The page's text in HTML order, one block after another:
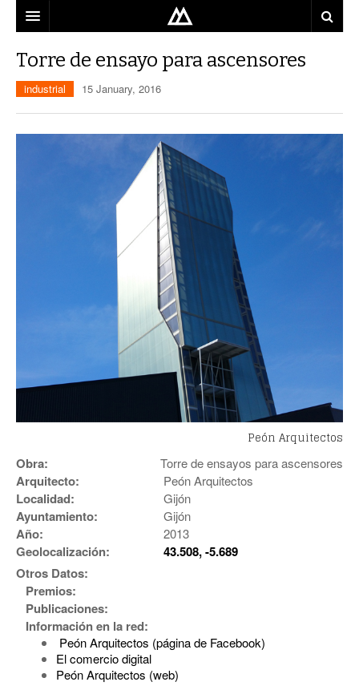
LOCALIZACIÓN
MAPA
Torre de ensayo para ascensores
industrial 15 January, 2016
Peón Arquitectos
Obra: Torre de ensayos para ascensores
Arquitecto: Peón Arquitectos
Localidad: Gijón
Ayuntamiento: Gijón
Año: 2013
Geolocalización:
43.508, -5.689
Otros Datos:
Premios:
Publicaciones:
Información en la red:
Peón Arquitectos (página de Facebook)
El comercio digital
Peón Arquitectos (web)